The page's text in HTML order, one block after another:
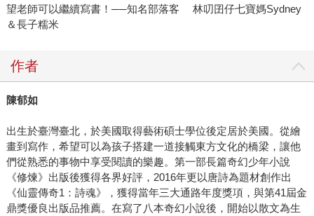
望老師可以繼續寫書！──知名部落客 林叨囝仔七寶媽Sydney
＆長子糯米
作者
陳郁如
出生於臺灣臺北，於美國取得藝術碩士學位後定居於美國。從繪
畫到寫作，希望可以為孩子搭建一道接觸東方文化的橋梁，讓他
們從熟悉的事物中享受閱讀的樂趣。第一部長篇奇幻少年小說
《修煉》出版後獲得各界好評，2016年更以唐詩為題材創作出
《仙靈傳奇1：詩魂》，獲得當年三大通路年度獎項，與第41屆金
鼎獎優良出版品推薦。在寫了八本奇幻小說後，開始以散文為生